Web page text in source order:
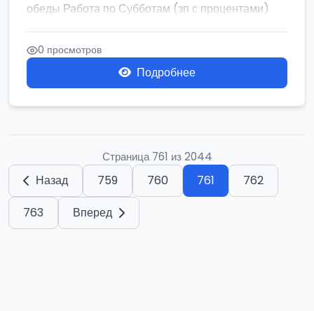
обеды Работа по Субботам (зп с процентами)
0 просмотров
Подробнее
Страница 761 из 2044
Назад 759 760 761
762
763
Вперед